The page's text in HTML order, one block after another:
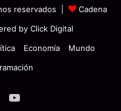
reservados |
Cadena
by Click Digital
Economía
Mundo
YouTube